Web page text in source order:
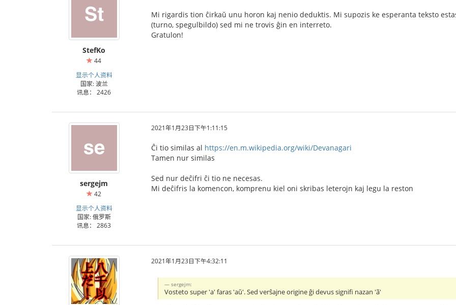
StefKo
44
显示个人资料
国家: 波兰
讯息： 2426
Mi rigardis tion ĉirkaŭ unu horon kaj nenio deduktis. Mi supozis ke esperanta teksto
(turno, spegulbildo) sed mi ne trovis ĝin en interreto.
Gratulon!
sergejm
42
显示个人资料
国家: 俄罗斯
讯息： 2863
2021年1月23日下午1:11:15
Ĉi tio similas al https://en.m.wikipedia.org/wiki/Devanagari
Tamen nur similas
Sed nur deĉifri ĉi tio ne necesas.
Mi deĉifris la komencon, komprenu kiel oni skribas leterojn kaj legu la reston
2021年1月23日下午4:32:11
sergejm:
Vosteto super 'a' faras 'aŭ'. Sed verŝajne origine ĝi devus signifi nazan 'ã'